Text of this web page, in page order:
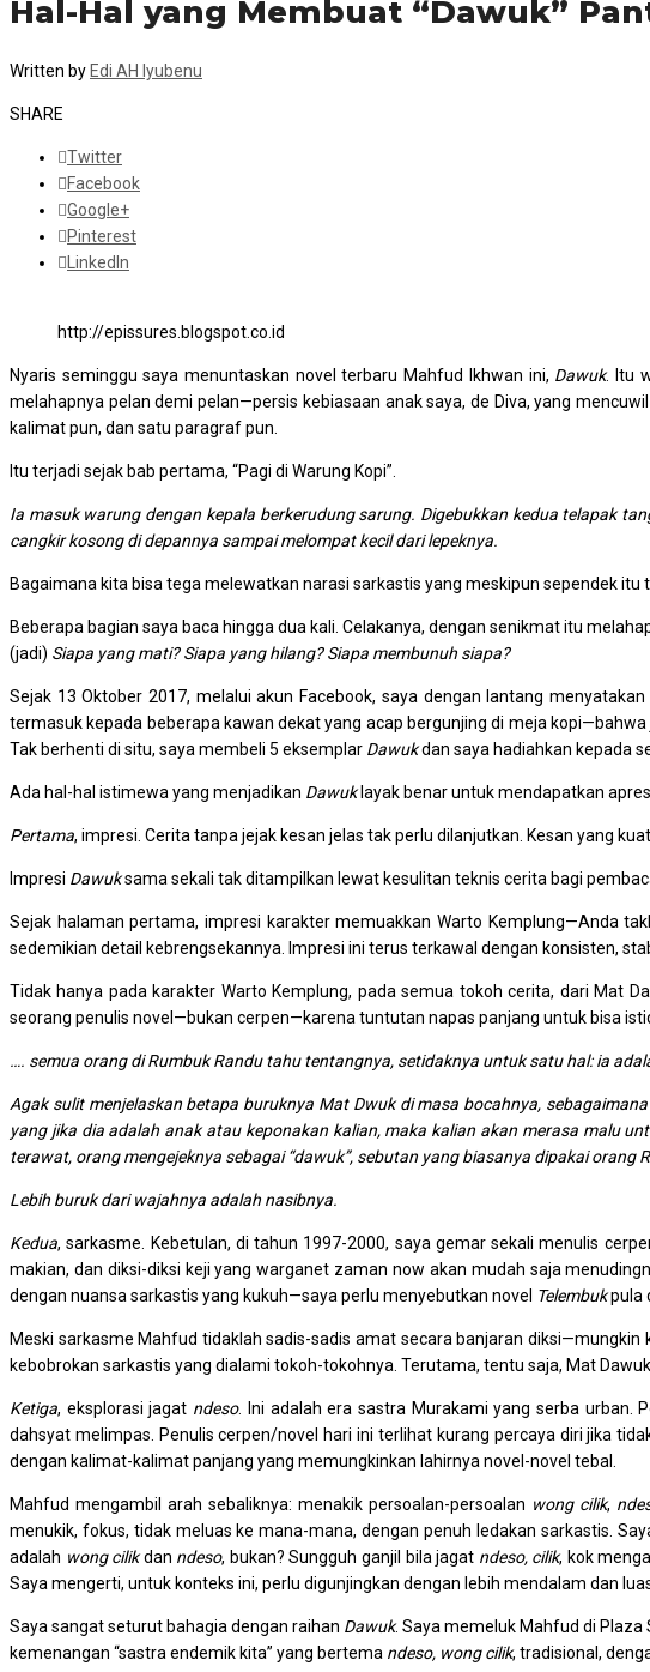
Hal-Hal yang Membuat “Dawuk”
Written by Edi AH Iyubenu
SHARE
Twitter
Facebook
Google+
Pinterest
LinkedIn
http://epissures.blogspot.co.id
Nyaris seminggu saya menuntaskan novel terbaru Mahfud Ikhwan ini, Dawuk. Itu
melahapnya pelan demi pelan—persis kebiasaan anak saya, de Diva, yang
kalimat pun, dan satu paragraf pun.
Itu terjadi sejak bab pertama, “Pagi di Warung Kopi”.
Ia masuk warung dengan kepala berkerudung sarung. Digebukkan kedua telapak
cangkir kosong di depannya sampai melompat kecil dari lepeknya.
Bagaimana kita bisa tega melewatkan narasi sarkastis yang meskipun sependek
Beberapa bagian saya baca hingga dua kali. Celakanya, dengan senikmat itu
(jadi) Siapa yang mati? Siapa yang hilang? Siapa membunuh siapa?
Sejak 13 Oktober 2017, melalui akun Facebook, saya dengan lantang menyatakan
termasuk kepada beberapa kawan dekat yang acap bergunjing di meja kopi—bahwa
Tak berhenti di situ, saya membeli 5 eksemplar Dawukdan saya hadiahkan kepada
Ada hal-hal istimewa yang menjadikan Dawuklayak benar untuk mendapatkan
Pertama, impresi. Cerita tanpa jejak kesan jelas tak perlu dilanjutkan. Kesan yang
Impresi Dawuksama sekali tak ditampilkan lewat kesulitan teknis cerita bagi
Sejak halaman pertama, impresi karakter memuakkan Warto Kemplung—Anda
sedemikian detail kebrengsekannya. Impresi ini terus terkawal dengan konsisten,
Tidak hanya pada karakter Warto Kemplung, pada semua tokoh cerita, dari Mat
seorang penulis novel—bukan cerpen—karena tuntutan napas panjang untuk bisa
…. semua orang di Rumbuk Randu tahu tentangnya, setidaknya untuk satu hal: ia
Agak sulit menjelaskan betapa buruknya Mat Dwuk di masa bocahnya,
yang jika dia adalah anak atau keponakan kalian, maka kalian akan merasa malu
terawat, orang mengejeknya sebagai “dawuk”, sebutan yang biasanya dipakai
Lebih buruk dari wajahnya adalah nasibnya.
Kedua, sarkasme. Kebetulan, di tahun 1997-2000, saya gemar sekali menulis
makian, dan diksi-diksi keji yang warganet zaman now akan mudah saja
dengan nuansa sarkastis yang kukuh—saya perlu menyebutkan novel Telembukpula
Meski sarkasme Mahfud tidaklah sadis-sadis amat secara banjaran
kebobrokan sarkastis yang dialami tokoh-tokohnya. Terutama, tentu saja, Mat
Ketiga, eksplorasi jagat ndeso. Ini adalah era sastra Murakami yang serba urban.
dahsyat melimpas. Penulis cerpen/novel hari ini terlihat kurang percaya diri jika
dengan kalimat-kalimat panjang yang memungkinkan lahirnya novel-novel tebal.
Mahfud mengambil arah sebaliknya: menakik persoalan-persoalan wong cilik,
menukik, fokus, tidak meluas ke mana-mana, dengan penuh ledakan sarkastis.
adalah wong cilikdan ndeso, bukan? Sungguh ganjil bila jagat ndeso, cilik, kok
Saya mengerti, untuk konteks ini, perlu digunjingkan dengan lebih mendalam dan
Saya sangat seturut bahagia dengan raihan Dawuk. Saya memeluk Mahfud di
kemenangan “sastra endemik kita” yang bertema ndeso, wong cilik, tradisional,